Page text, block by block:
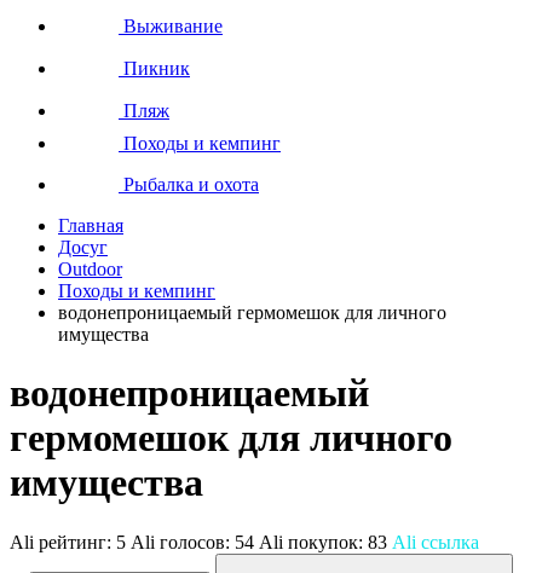
Выживание
Пикник
Пляж
Походы и кемпинг
Рыбалка и охота
Главная
Досуг
Outdoor
Походы и кемпинг
водонепроницаемый гермомешок для личного
имущества
водонепроницаемый
гермомешок для личного
имущества
Ali рейтинг: 5 Ali голосов: 54 Ali покупок: 83 Ali ссылка